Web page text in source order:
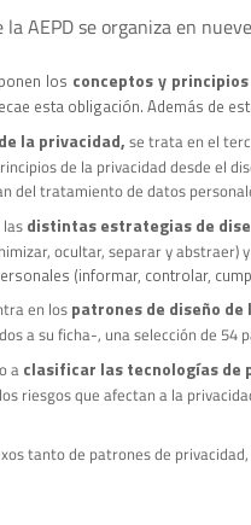
AEPD se organiza en
los conceptos y
esta obligación. Además de
la privacidad, se trata en el
de la privacidad desde el
del tratamiento de datos
distintas estrategias de
ocultar, separar y abstraer) y
(informar, controlar,
en los patrones de diseño de
a su ficha-, una selección de
a clasificar las tecnologías de
riesgos que afectan a la
tanto de patrones de